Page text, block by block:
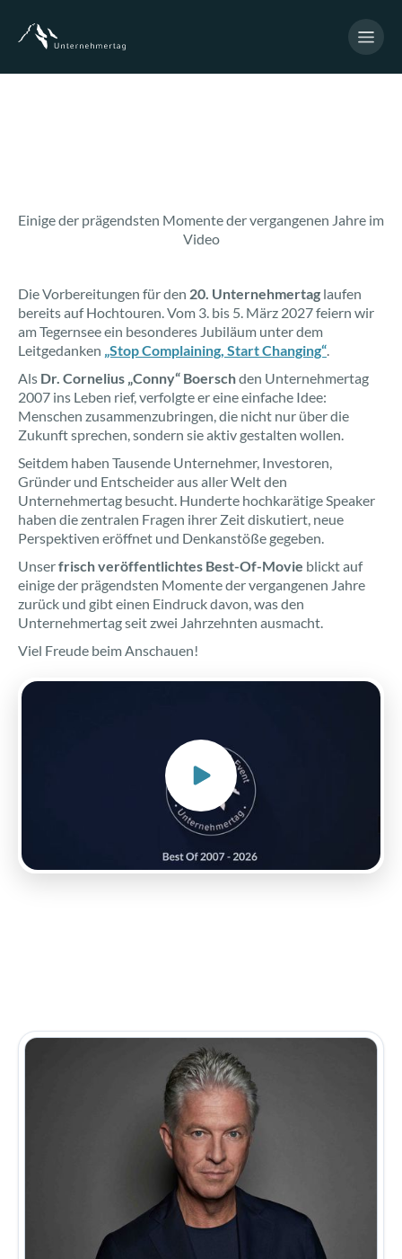
Einige der prägendsten Momente der vergangenen Jahre im
Video
Die Vorbereitungen für den 20. Unternehmertag laufen
bereits auf Hochtouren. Vom 3. bis 5. März 2027 feiern wir
am Tegernsee ein besonderes Jubiläum unter dem
Leitgedanken „Stop Complaining, Start Changing“.
Als Dr. Cornelius „Conny“ Boerschden Unternehmertag
2007 ins Leben rief, verfolgte er eine einfache Idee:
Menschen zusammenzubringen, die nicht nur über die
Zukunft sprechen, sondern sie aktiv gestalten wollen.
Seitdem haben Tausende Unternehmer, Investoren,
Gründer und Entscheider aus aller Welt den
Unternehmertag besucht. Hunderte hochkarätige Speaker
haben die zentralen Fragen ihrer Zeit diskutiert, neue
Perspektiven eröffnet und Denkanstöße gegeben.
Unserfrisch veröffentlichtes Best-Of-Movie blickt auf
einige der prägendsten Momente der vergangenen Jahre
zurück und gibt einen Eindruck davon, was den
Unternehmertag seit zwei Jahrzehnten ausmacht.
Viel Freude beim Anschauen!